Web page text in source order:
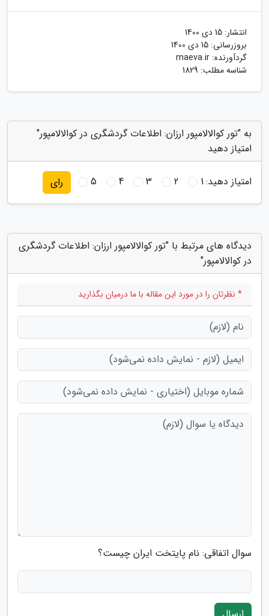
انتشار: 15 دی 1400
بروزرسانی: 15 دی 1400
گردآورنده: maeva.ir
شناسه مطلب: 1829
به "تور کوالالامپور ارزان: اطلاعات گردشگری در کوالالامپور"
امتیاز دهید
امتیاز دهید:1
2
3
4
5 رای
دیدگاه های مرتبط با "تور کوالالامپور ارزان: اطلاعات گردشگری
در کوالالامپور"
* نظرتان را در مورد این مقاله با ما درمیان بگذارید
سوال اتفاقی: نام پایتخت ایران چیست؟